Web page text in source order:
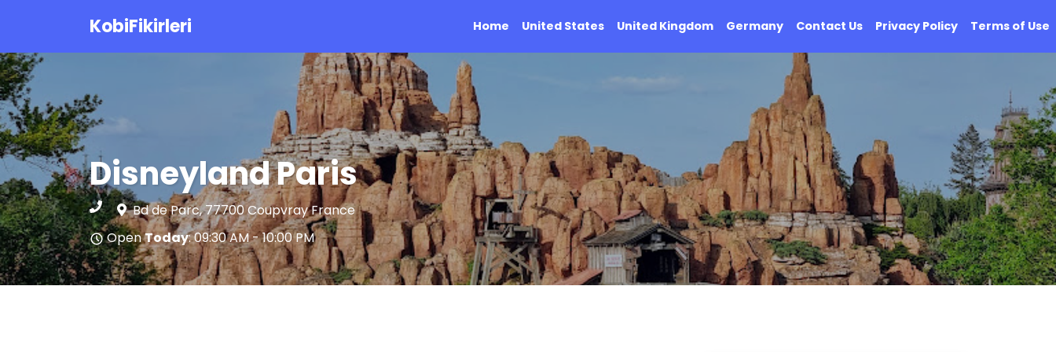
KobiFikirleri Home United States United Kingdom Germany Contact Us Privacy Policy Terms of Use
Disneyland Paris
Bd de Parc, 77700 Coupvray France
OpenToday: 09:30 AM - 10:00 PM